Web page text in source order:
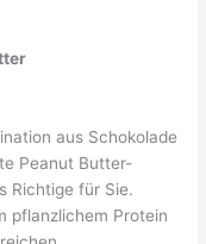
aus Schokolade
Peanut Butter-
Richtige für Sie.
pflanzlichem Protein